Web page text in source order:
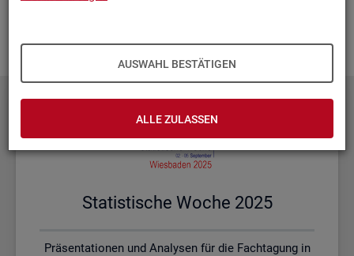
AUSWAHL BESTÄTIGEN
ALLE ZULASSEN
Sta­tis­ti­sche Woche 2025
Präsentationen und Analysen für die Fachtagung in